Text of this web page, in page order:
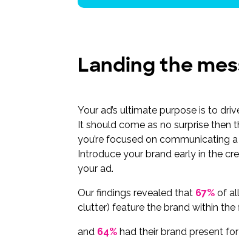
Landing the
Your ad’s ultimate purpose is to
It should come as no surprise then
you’re focused on communicating
Introduce your brand early in the
your ad.
Our findings revealed that 67% of
clutter) feature the brand within the
and 64% had their brand present